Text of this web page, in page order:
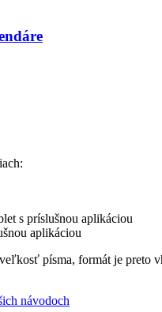
s príslušnou aplikáciou
aplikáciou
písma, formát je preto
návodoch